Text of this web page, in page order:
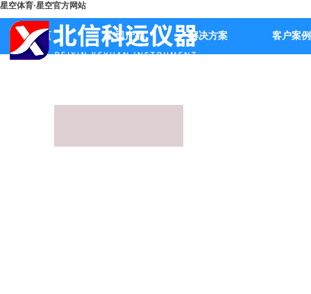
星空体育·星空官方网站
首页 公司产品 解决方案 客户案例